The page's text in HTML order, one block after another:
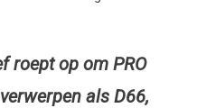
roept op om PRO
als D66,